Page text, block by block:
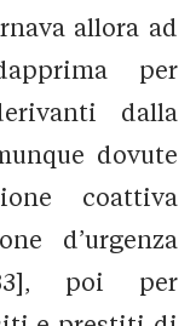
allora ad
per
dalla
dovute
coattiva
d’urgenza
poi per